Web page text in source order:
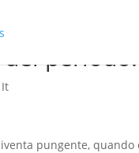
pungente,